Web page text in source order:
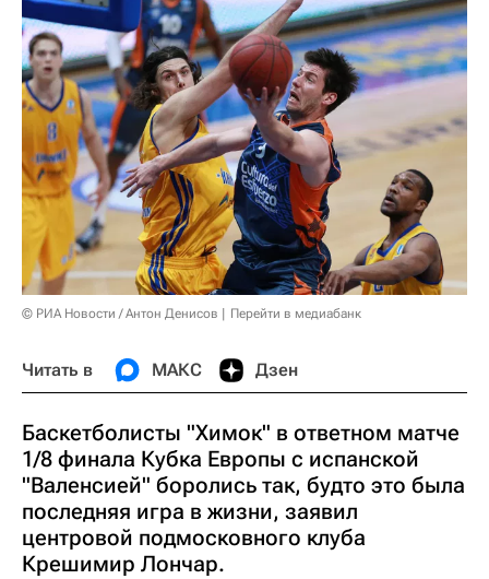
© РИА Новости / Антон Денисов Перейти в медиабанк
Читать в МАКС Дзен
Баскетболисты "Химок" в ответном матче
1/8 финала Кубка Европы с испанской
"Валенсией" боролись так, будто это была
последняя игра в жизни, заявил
центровой подмосковного клуба
Крешимир Лончар.